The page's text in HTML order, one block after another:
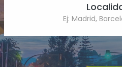
Ej: Madrid,